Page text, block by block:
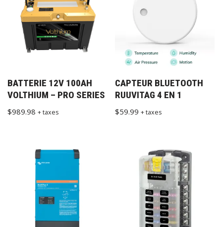
BATTERIE 12V 100AH
VOLTHIUM – PRO SERIES
$989.98 + taxes
CAPTEUR BLUETOOTH
RUUVITAG 4 EN 1
$59.99 + taxes